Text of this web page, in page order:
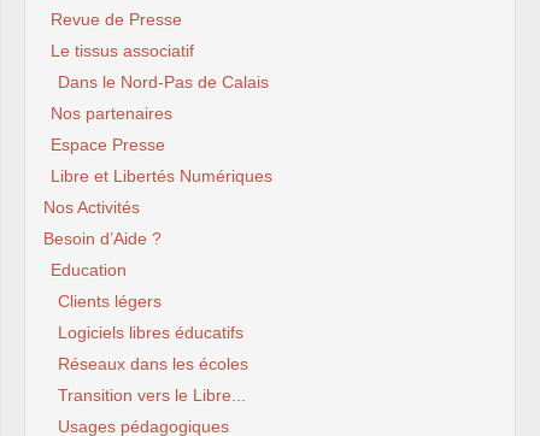
Revue de Presse
Le tissus associatif
Dans le Nord-Pas de Calais
Nos partenaires
Espace Presse
Libre et Libertés Numériques
Nos Activités
Besoin d’Aide ?
Education
Clients légers
Logiciels libres éducatifs
Réseaux dans les écoles
Transition vers le Libre...
Usages pédagogiques